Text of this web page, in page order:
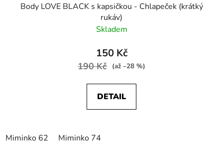
Body LOVE BLACK s kapsičkou - Chlapeček (krátký
rukáv)
Skladem
150 Kč
190 Kč (až –28 %)
DETAIL
Miminko 62 Miminko 74